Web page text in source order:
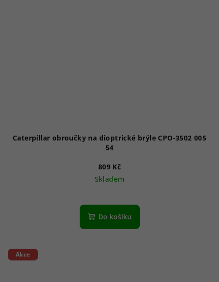
Caterpillar obroučky na dioptrické brýle CPO-3502 005
54
809 Kč
Skladem
Do košíku
Akce